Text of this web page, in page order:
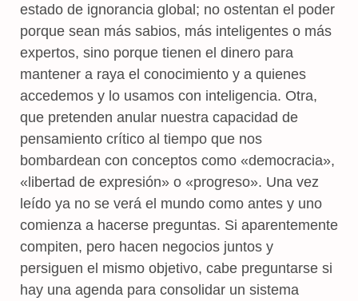
estado de ignorancia global; no ostentan el poder
porque sean más sabios, más inteligentes o más
expertos, sino porque tienen el dinero para
mantener a raya el conocimiento y a quienes
accedemos y lo usamos con inteligencia. Otra,
que pretenden anular nuestra capacidad de
pensamiento crítico al tiempo que nos
bombardean con conceptos como «democracia»,
«libertad de expresión» o «progreso». Una vez
leído ya no se verá el mundo como antes y uno
comienza a hacerse preguntas. Si aparentemente
compiten, pero hacen negocios juntos y
persiguen el mismo objetivo, cabe preguntarse si
hay una agenda para consolidar un sistema